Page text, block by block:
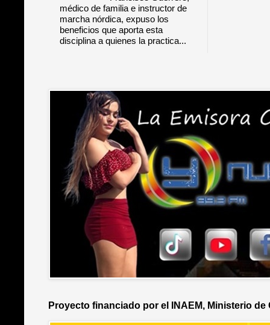
médico de familia e instructor de
marcha nórdica, expuso los
beneficios que aporta esta
disciplina a quienes la practica...
Proyecto financiado por el INAEM, Ministerio de